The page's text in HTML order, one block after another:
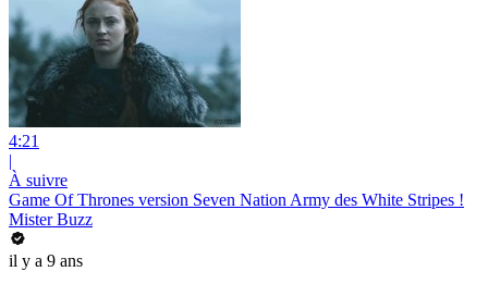
4:21
|
À suivre
Game Of Thrones version Seven Nation Army des White Stripes !
Mister Buzz
il y a 9 ans